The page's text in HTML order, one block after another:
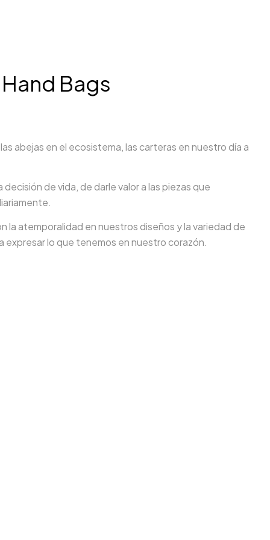
Bags
abejas en el ecosistema, las carteras en nuestro día a
decisión de vida, de darle valor a las piezas que
la atemporalidad en nuestros diseños y la variedad de
expresar lo que tenemos en nuestro corazón.